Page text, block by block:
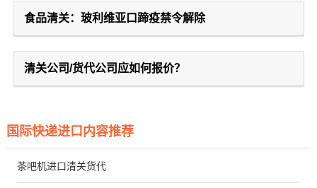
食品清关：玻利维亚口蹄疫禁令解除
清关公司/货代公司应如何报价？
国际快递进口内容推荐
茶吧机进口清关货代